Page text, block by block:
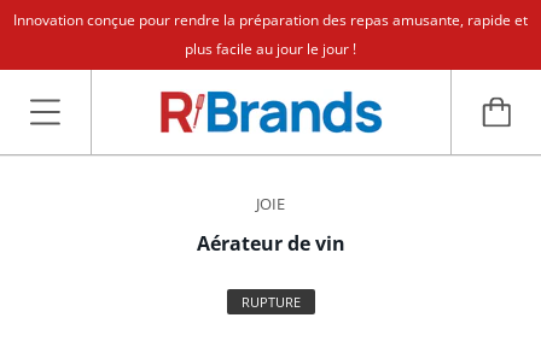
Innovation conçue pour rendre la préparation des repas amusante, rapide et
plus facile au jour le jour !
JOIE
Aérateur de vin
RUPTURE